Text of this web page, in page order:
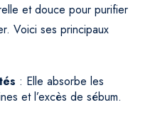
et douce pour purifier
Voici ses principaux
: Elle absorbe les
et l’excès de sébum.